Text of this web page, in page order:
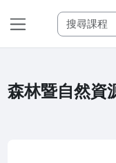
森林暨自然資